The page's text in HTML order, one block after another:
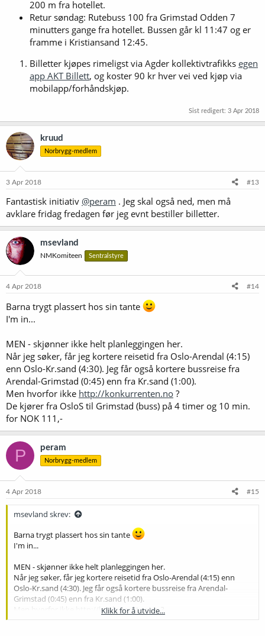
200 m fra hotellet.
Retur søndag: Rutebuss 100 fra Grimstad Odden 7
minutters gange fra hotellet. Bussen går kl 11:47 og er
framme i Kristiansand 12:45.
Billetter kjøpes rimeligst via Agder kollektivtrafikks egen
app AKT Billett, og koster 90 kr hver vei ved kjøp via
mobilapp/forhåndskjøp.
Sist redigert: 3 Apr 2018
kruud
Norbrygg-medlem
3 Apr 2018 #13
Fantastisk initiativ @peram . Jeg skal også ned, men må
avklare fridag fredagen før jeg evnt bestiller billetter.
msevland
NMKomiteen Sentralstyre
4 Apr 2018 #14
Barna trygt plassert hos sin tante
I'm in...
MEN - skjønner ikke helt planleggingen her.
Når jeg søker, får jeg kortere reisetid fra Oslo-Arendal (4:15)
enn Oslo-Kr.sand (4:30). Jeg får også kortere bussreise fra
Arendal-Grimstad (0:45) enn fra Kr.sand (1:00).
Men hvorfor ikke http://konkurrenten.no ?
De kjører fra OsloS til Grimstad (buss) på 4 timer og 10 min.
for NOK 111,-
P peram
Norbrygg-medlem
4 Apr 2018 #15
msevland skrev:
Barna trygt plassert hos sin tante
I'm in...
MEN - skjønner ikke helt planleggingen her.
Når jeg søker, får jeg kortere reisetid fra Oslo-Arendal (4:15) enn
Oslo-Kr.sand (4:30). Jeg får også kortere bussreise fra Arendal-
Grimstad (0:45) enn fra Kr.sand (1:00).
Men hvorfor ikke
http://konkurrenten.no?
Klikk for å utvide...